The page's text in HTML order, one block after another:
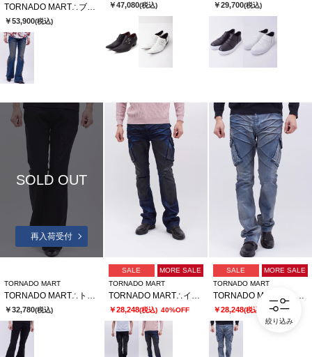
TORNADO MART∴ブルーヴィンテージレースアップべルボトム
￥53,900(税込)
￥47,080(税込) ￥29,700(税込)
SOLD OUT
再入荷受付
TORNADO MART
￥32,780(税込)
SALE
MORE SALE
TORNADO MART
￥28,248(税込) 40%OFF
SALE
MORE SALE
TORNADO MART
￥28,248(税込)
40%OFF
絞り込み